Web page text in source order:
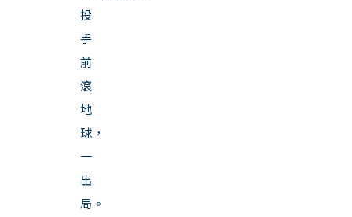
投
手
前
滾
地
球，
一
出
局。